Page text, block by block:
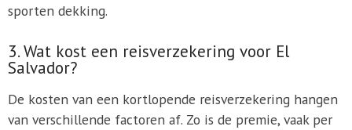
sporten dekking.
3. Wat kost een reisverzekering voor El
Salvador?
De kosten van een kortlopende reisverzekering hangen
van verschillende factoren af. Zo is de premie, vaak per